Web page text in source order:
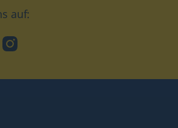
auf:
Instagram